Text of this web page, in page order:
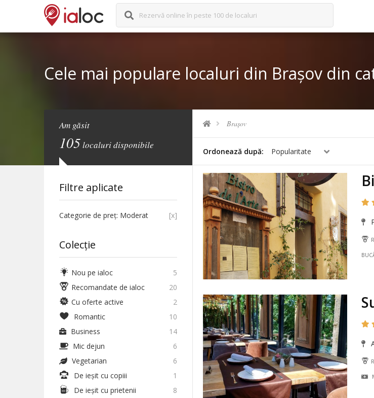
Rezervă online în peste 100 de localuri
Cele mai populare localuri din Brașov din
Brașov
Ordonează după: Popularitate
Am găsit
105localuri disponibile
Filtre aplicate
Categorie de preț: Moderat [x]
Colecție
Nou pe ialoc
5
Recomandate de ialoc
20
Cu oferte active
2
Romantic
10
Business
14
Mic dejun
6
Vegetarian
6
De ieșit cu copiii
1
De ieșit cu prietenii
8